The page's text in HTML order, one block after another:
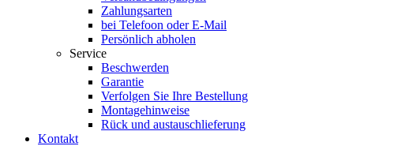
Zahlungsarten
bei Telefoon oder E-Mail
Persönlich abholen
Service
Beschwerden
Garantie
Verfolgen Sie Ihre Bestellung
Montagehinweise
Rück und austauschlieferung
Kontakt